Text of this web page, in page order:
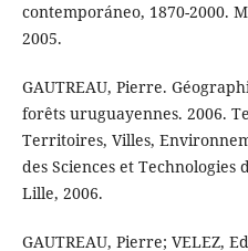
contemporáneo, 1870-2000.
2005.
GAUTREAU, Pierre.
forêts uruguayennes. 2006.
Territoires, Villes,
des Sciences et Technologies
Lille, 2006.
GAUTREAU, Pierre; VELEZ,